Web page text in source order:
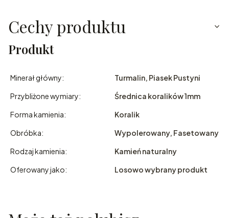
Cechy produktu
Produkt
Minerał główny:
Turmalin, Piasek Pustyni
Przybliżone wymiary:
Średnica koralików 1mm
Forma kamienia:
Koralik
Obróbka:
Wypolerowany, Fasetowany
Rodzaj kamienia:
Kamień naturalny
Oferowany jako:
Losowo wybrany produkt